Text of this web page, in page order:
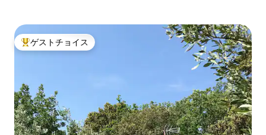
大好評のゲストチョイスです。
ゲストチョイス